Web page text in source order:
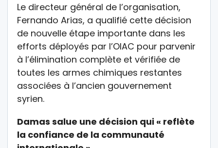
Le directeur général de l’organisation,
Fernando Arias, a qualifié cette décision
de nouvelle étape importante dans les
efforts déployés par l’OIAC pour parvenir
à l’élimination complète et vérifiée de
toutes les armes chimiques restantes
associées à l’ancien gouvernement
syrien.
Damas salue une décision qui « reflète
la confiance de la communauté